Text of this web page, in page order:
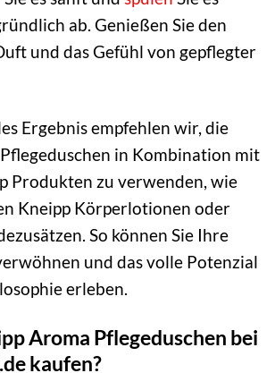
ab. Genießen Sie den
und das Gefühl von gepflegter
Ergebnis empfehlen wir, die
in Kombination mit
Produkten zu verwenden, wie
Kneipp Körperlotionen oder
So können Sie Ihre
und das volle Potenzial
erleben.
Aroma Pflegeduschen bei
kaufen?